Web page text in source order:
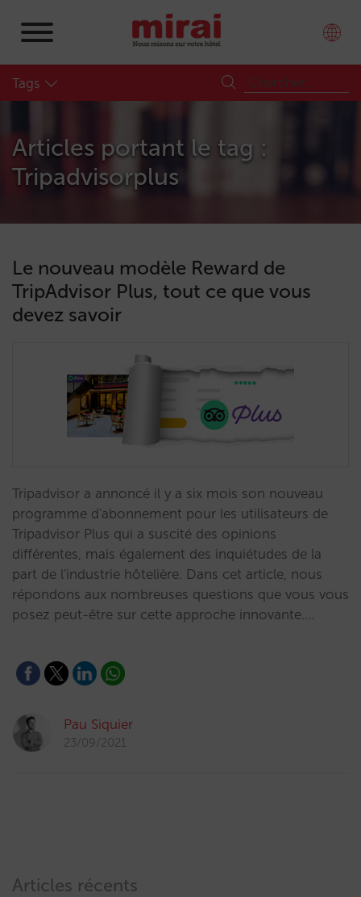
Tags
Articles portant le tag :
Tripadvisorplus
Le nouveau modèle Reward de
TripAdvisor Plus, tout ce que vous
devez savoir
Tripadvisor a annoncé il y a six mois son nouveau
programme d'abonnement pour les utilisateurs de
Tripadvisor Plus qui a suscité des opinions
différentes, mais également des inquiétudes de la
part de l'industrie hôtelière. Dans cet article, nous
répondons aux nombreuses questions que vous vous
posez peut-être sur cette approche innovante.…
Pau Siquier
23/09/2021
Articles récents